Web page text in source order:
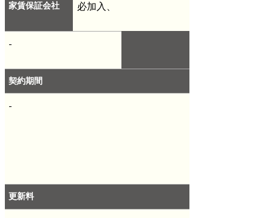
家賃保証会社 必加入、
-
契約期間
-
更新料